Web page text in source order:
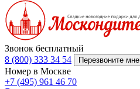
Звонок бесплатный
8 (800) 333 34 54
Перезвоните мне
Номер в Москве
+7 (495) 961 46 70